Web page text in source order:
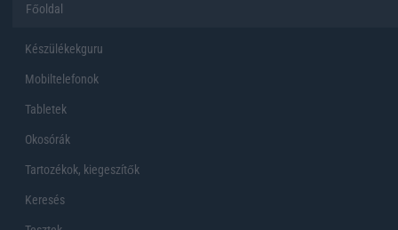
Főoldal
Készülékekguru
Mobiltelefonok
Tabletek
Okosórák
Tartozékok, kiegeszítők
Keresés